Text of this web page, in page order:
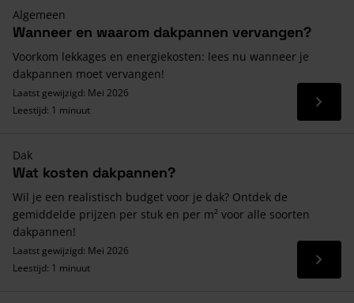
Algemeen
Wanneer en waarom dakpannen vervangen?
Voorkom lekkages en energiekosten: lees nu wanneer je
dakpannen moet vervangen!
Laatst gewijzigd: Mei 2026
Leestijd: 1 minuut
Lees
Dak
Wat kosten dakpannen?
Wil je een realistisch budget voor je dak? Ontdek de
gemiddelde prijzen per stuk en per m² voor alle soorten
dakpannen!
Laatst gewijzigd: Mei 2026
Leestijd: 1 minuut
Lees